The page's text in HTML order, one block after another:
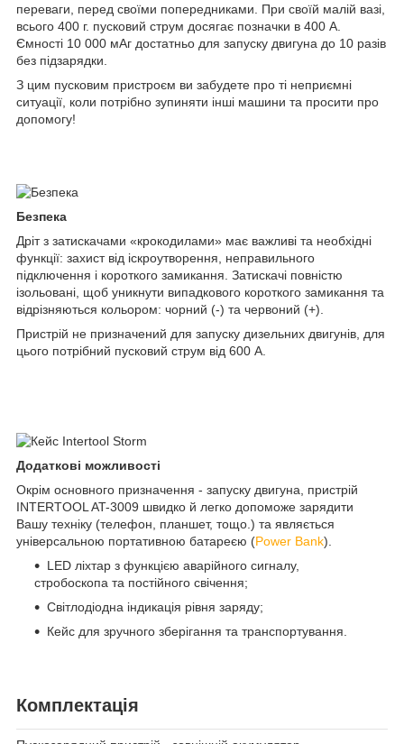
переваги, перед своїми попередниками. При своїй малій вазі,
всього 400 г. пусковий струм досягає позначки в 400 А.
Ємності 10 000 мАг достатньо для запуску двигуна до 10 разів
без підзарядки.
З цим пусковим пристроєм ви забудете про ті неприємні
ситуації, коли потрібно зупиняти інші машини та просити про
допомогу!
Безпека
Дріт з затискачами «крокодилами» має важливі та необхідні
функції: захист від іскроутворення, неправильного
підключення і короткого замикання. Затискачі повністю
ізольовані, щоб уникнути випадкового короткого замикання та
відрізняються кольором: чорний (-) та червоний (+).
Пристрій не призначений для запуску дизельних двигунів, для
цього потрібний пусковий струм від 600 А.
Додаткові можливості
Окрім основного призначення - запуску двигуна, пристрій
INTERTOOL AT-3009 швидко й легко допоможе зарядити
Вашу техніку (телефон, планшет, тощо.) та являється
універсальною портативною батареєю (Power Bank).
LED ліхтар з функцією аварійного сигналу,
стробоскопа та постійного свічення;
Світлодіодна індикація рівня заряду;
Кейс для зручного зберігання та транспортування.
Комплектація